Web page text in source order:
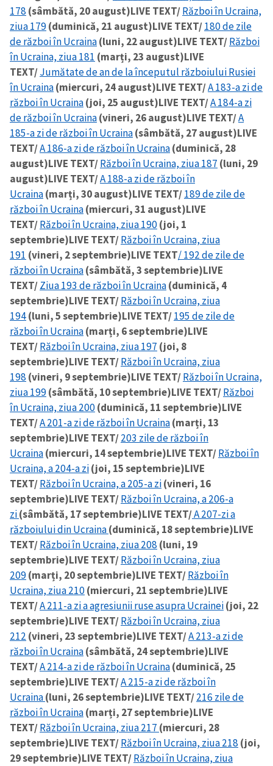
178 (sâmbătă, 20 august)LIVE TEXT/Război în Ucraina,
ziua 179(duminică, 21 august)LIVE TEXT/180 de zile
de război în Ucraina(luni, 22 august)LIVE TEXT/Război
în Ucraina, ziua 181 (marți, 23 august)LIVE
TEXT/Jumătate de an de la începutul războiului Rusiei
în Ucraina(miercuri, 24 august)LIVE TEXT/A 183-a zi de
război în Ucraina(joi, 25 august)LIVE TEXT/A 184-a zi
de război în Ucraina(vineri, 26 august)LIVE TEXT/A
185-a zi de război în Ucraina(sâmbătă, 27 august)LIVE
TEXT/A 186-a zi de război în Ucraina(duminică, 28
august)LIVE TEXT/Război în Ucraina, ziua 187 (luni, 29
august)LIVE TEXT/A 188-a zi de război în
Ucraina(marți, 30 august)LIVE TEXT/189 de zile de
război în Ucraina(miercuri, 31 august)LIVE
TEXT/Război în Ucraina, ziua 190(joi, 1
septembrie)LIVE TEXT/Război în Ucraina, ziua
191 (vineri, 2 septembrie)LIVE TEXT/ 192 de zile de
război în Ucraina(sâmbătă, 3 septembrie)LIVE
TEXT/Ziua 193 de război în Ucraina(duminică, 4
septembrie)LIVE TEXT/Război în Ucraina, ziua
194(luni, 5 septembrie)LIVE TEXT/195 de zile de
război în Ucraina(marți, 6 septembrie)LIVE
TEXT/Război în Ucraina, ziua 197 (joi, 8
septembrie)LIVE TEXT/Război în Ucraina, ziua
198 (vineri, 9 septembrie)LIVE TEXT/Război în Ucraina,
ziua 199(sâmbătă, 10 septembrie)LIVE TEXT/Război
în Ucraina, ziua 200(duminică, 11 septembrie)LIVE
TEXT/A 201-a zi de război în Ucraina(marți, 13
septembrie)LIVE TEXT/203 zile de război în
Ucraina(miercuri, 14 septembrie)LIVE TEXT/Război în
Ucraina, a 204-a zi(joi, 15 septembrie)LIVE
TEXT/Război în Ucraina, a 205-a zi(vineri, 16
septembrie)LIVE TEXT/Război în Ucraina, a 206-a
zi(sâmbătă, 17 septembrie)LIVE TEXT/A 207-zi a
războiului din Ucraina(duminică, 18 septembrie)LIVE
TEXT/Război în Ucraina, ziua 208 (luni, 19
septembrie)LIVE TEXT/Război în Ucraina, ziua
209(marți, 20 septembrie)LIVE TEXT/Război în
Ucraina, ziua 210(miercuri, 21 septembrie)LIVE
TEXT/A 211-a zi a agresiunii ruse asupra Ucrainei(joi, 22
septembrie)LIVE TEXT/Război în Ucraina, ziua
212 (vineri, 23 septembrie)LIVE TEXT/A 213-a zi de
război în Ucraina(sâmbătă, 24 septembrie)LIVE
TEXT/A 214-a zi de război în Ucraina(duminică, 25
septembrie)LIVE TEXT/A 215-a zi de război în
Ucraina(luni, 26 septembrie)LIVE TEXT/216 zile de
război în Ucraina(marți, 27 septembrie)LIVE
TEXT/Război în Ucraina, ziua 217 (miercuri, 28
septembrie)LIVE TEXT/Război în Ucraina, ziua 218 (joi,
29 septembrie)LIVE TEXT/Război în Ucraina, ziua